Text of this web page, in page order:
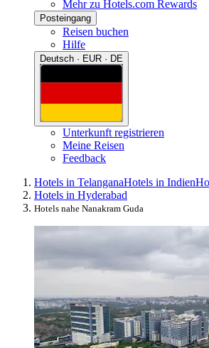
Mehr zu Hotels.com Rewards
Posteingang
Reisen buchen
Hilfe
Deutsch · EUR · DE
Unterkunft registrieren
Meine Reisen
Feedback
Hotels in TelanganaHotels in Indien
Hotels in Hyderabad
Hotels nahe Nanakram Guda